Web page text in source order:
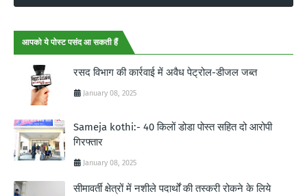
आपको ये पोस्ट पसंद आ सकती हैं
रसद विभाग की कार्रवाई में अवैध पेट्रोल-डीजल जब्त
January 08, 2025
Sameja kothi:- 40 किलों डोडा पोस्त सहित दो आरोपी
गिरफ्तार
January 08, 2025
सीमावर्ती क्षेत्रों में नशीले पदार्थों की तस्करी रोकने के लिये